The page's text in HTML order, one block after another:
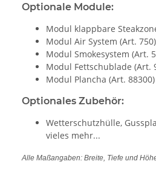
Optionale Module:
Modul klappbare
Modul Air System (Art. 750)
Modul Smokesystem (Art.
Modul Fettschublade (Art.
Modul Plancha (Art. 88300)
Optionales Zubehör:
Wetterschutzhülle,
vieles mehr...
Alle Maßangaben: Breite, Tiefe und